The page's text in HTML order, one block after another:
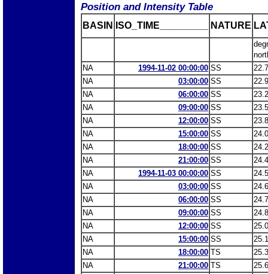
Position and Intensity Table
BASIN ISO_TIME_________ NATURE
NA
1994-11-02 00:00:00 SS
NA
03:00:00 SS
NA
06:00:00 SS
NA
09:00:00 SS
NA
12:00:00 SS
NA
15:00:00 SS
NA
18:00:00 SS
NA
21:00:00 SS
NA
1994-11-03 00:00:00 SS
NA
03:00:00 SS
NA
06:00:00 SS
NA
09:00:00 SS
NA
12:00:00 SS
NA
15:00:00 SS
NA
18:00:00 TS
NA
21:00:00 TS